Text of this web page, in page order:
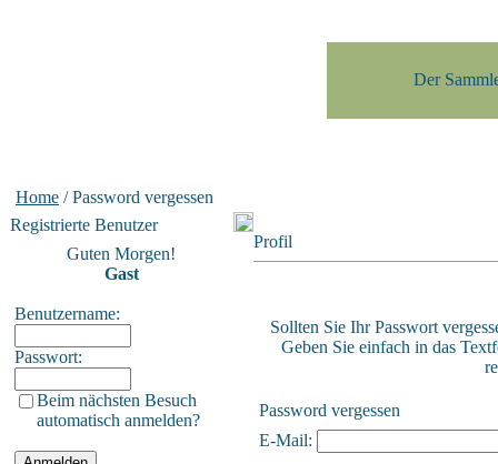
Der
Home / Password vergessen
Registrierte Benutzer
Guten Morgen!
Gast
Benutzername:
Passwort:
Beim nächsten Besuch
automatisch anmelden?
Profil
Sollten Sie Ihr Passwort
Geben Sie einfach in das
Password vergessen
E-Mail: